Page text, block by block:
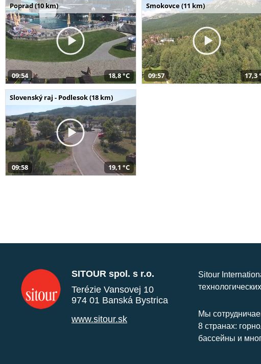
Poprad (10 km)
09:54 18,8 °C
Smokovce (11 km)
09:57 17,3
Slovenský raj - Podlesok (18 km)
09:58 19,1 °C
SITOUR spol. s r.o.
Terézie Vansovej 10
974 01 Banská Bystrica
www.sitour.sk
Sitour
Мы
8 странах:
бассейны и